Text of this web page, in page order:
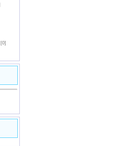
[0]